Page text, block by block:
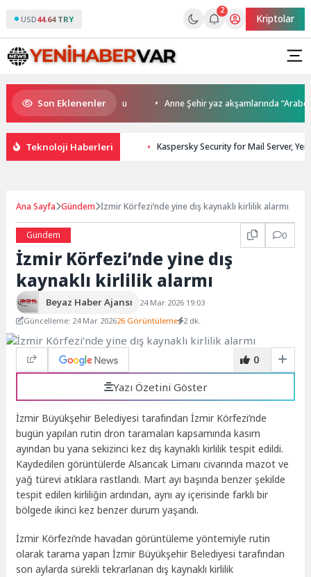
USD44.64 TRY
2
Kriptolar
Son Eklenenler
kupalar sahiplerini buldu Anne Şehir yaz akşamlarında “Arabesk”
Teknoloji Haberleri Kaspersky Security for Mail Server,
Ana Sayfa Gündem İzmir Körfezi’nde yine dış kaynaklı kirlilik alarmı
Gündem 0
İzmir Körfezi’nde yine dış
kaynaklı kirlilik alarmı
Beyaz Haber Ajansı
24 Mar 2026 19:03
Güncelleme: 24 Mar 202626 Görüntüleme 2 dk.
0
Yazı Özetini Göster
İzmir Büyükşehir Belediyesi tarafından İzmir Körfezi’nde
bugün yapılan rutin dron taramaları kapsamında kasım
ayından bu yana sekizinci kez dış kaynaklı kirlilik tespit edildi.
Kaydedilen görüntülerde Alsancak Limanı civarında mazot ve
yağ türevi atıklara rastlandı. Mart ayı başında benzer şekilde
tespit edilen kirliliğin ardından, aynı ay içerisinde farklı bir
bölgede ikinci kez benzer durum yaşandı.
İzmir Körfezi’nde havadan görüntüleme yöntemiyle rutin
olarak tarama yapan İzmir Büyükşehir Belediyesi tarafından
son aylarda sürekli tekrarlanan dış kaynaklı kirlilik